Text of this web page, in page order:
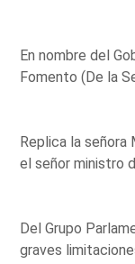
En nombre del
Fomento (De la
Replica la señora
el señor ministro
Del Grupo
graves